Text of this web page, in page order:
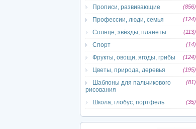
Прописи, развивающие (856)
Профессии, люди, семья (124)
Солнце, звёзды, планеты (113)
Спорт (14)
Фрукты, овощи, ягоды, грибы (124)
Цветы, природа, деревья (195)
Шаблоны для пальчикового
рисования
(81)
Школа, глобус, портфель (35)